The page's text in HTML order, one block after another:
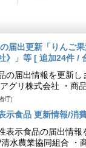
届出更新「りんご
》」等 [ 追加24件 /
の届出情報を更新
グリ株式会社 ・商
庁
示食品 更新情報/消
表示食品の届出情
水農業協同組合